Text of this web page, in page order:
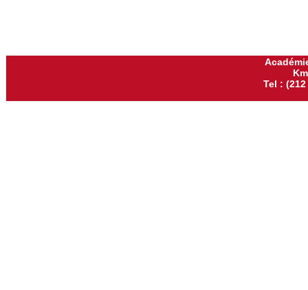
Tel : (212